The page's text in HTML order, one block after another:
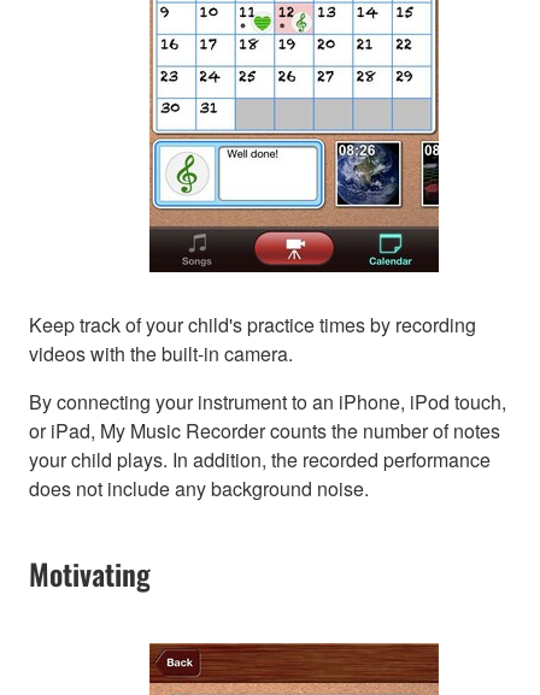
Keep track of your child's practice times by recording
videos with the built-in camera.
By connecting your instrument to an iPhone, iPod touch,
or iPad, My Music Recorder counts the number of notes
your child plays. In addition, the recorded performance
does not include any background noise.
Motivating